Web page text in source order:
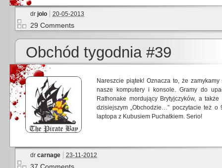
dr jolo 20-05-2013
29 Comments
Obchód tygodnia #39
Nareszcie piątek! Oznacza to, że
nasze komputery i konsole. Gramy do
Rathonake mordujący Brytyjczyków, a
dzisiejszym „Obchodzie…” poczytacie też
laptopa z Kubusiem Puchatkiem. Serio!
dr carnage 23-11-2012